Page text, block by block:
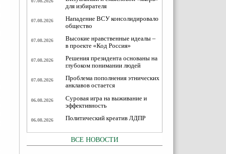
для избирателя
07.08.2026
Нападение ВСУ консолидировало
общество
07.08.2026
Высокие нравственные идеалы –
в проекте «Код Россия»
07.08.2026
Решения президента основаны на
глубоком понимании людей
07.08.2026
Проблема пополнения этнических
анклавов остается
06.08.2026
Суровая игра на выживание и
эффективность
06.08.2026 Политический креатив ЛДПР
ВСЕ НОВОСТИ